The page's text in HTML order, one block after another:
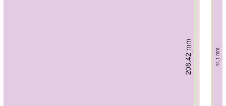
218 mm 17.1 mm
222.25 mm 16.2 mm
222.25 mm 14.9 mm
203.9 mm 15.95 mm
234.2 mm 17.8 mm
208.42 mm 14.1 mm